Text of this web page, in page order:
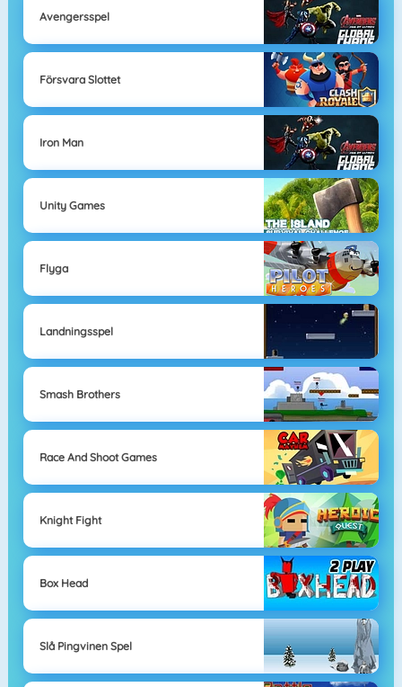
Avengersspel
Försvara Slottet
Iron Man
Unity Games
Flyga
Landningsspel
Smash Brothers
Race And Shoot Games
Knight Fight
Box Head
Slå Pingvinen Spel